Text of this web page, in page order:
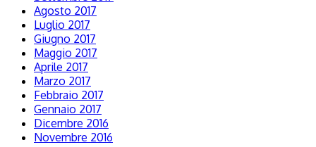
Agosto 2017
Luglio 2017
Giugno 2017
Maggio 2017
Aprile 2017
Marzo 2017
Febbraio 2017
Gennaio 2017
Dicembre 2016
Novembre 2016